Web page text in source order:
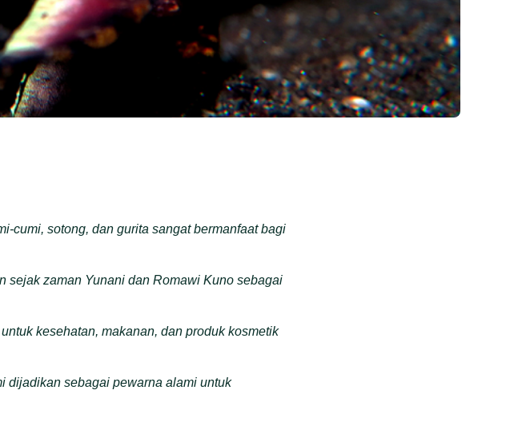
-cumi, sotong, dan gurita sangat bermanfaat bagi
sejak zaman Yunani dan Romawi Kuno sebagai
kesehatan, makanan, dan produk kosmetik
dijadikan sebagai pewarna alami untuk